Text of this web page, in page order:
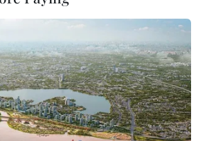
dẫn viên
dụng số, không gian số đã
trong quản lý, bảo tồn và phát
hóa và là cầu nối đưa du
cận hơn với các địa điểm du